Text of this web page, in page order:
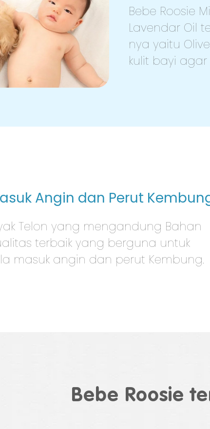
Bebe Roosie
Lavendar Oil
nya yaitu
kulit bayi agar
Angin dan Perut
Telon yang mengandung Bahan
terbaik yang berguna untuk
masuk angin dan perut Kembung.
Bebe Roosie